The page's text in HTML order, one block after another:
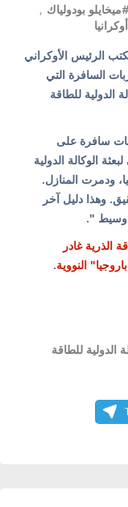
#ميخايلو بودولياك ,
الرئيس الأوكراني
إن الضربات السافرة التي
الدولية للطاقة
سافرة على
الوكالة الدولية
ودمرت المنازل.
وهذا دليل آخر
وسيط ".
الذرية غادر
النووية.
الدولية للطاقة